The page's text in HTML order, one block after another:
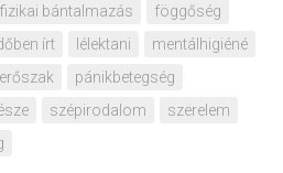
fizikai bántalmazás
föggőség
írt lélektani
mentálhigiéné
pánikbetegség
szépirodalom
szerelem